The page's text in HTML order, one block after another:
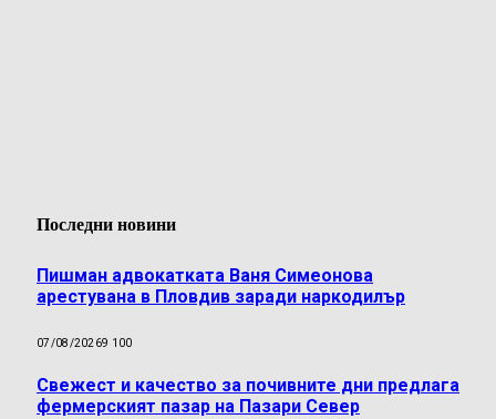
Последни новини
Пишман адвокатката Ваня Симеонова
арестувана в Пловдив заради наркодилър
07/08/20269 100
Свежест и качество за почивните дни предлага
фермерският пазар на Пазари Север